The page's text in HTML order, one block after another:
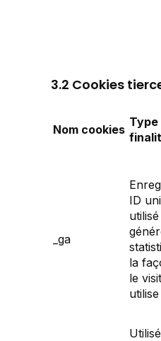
3.2 Cookies
Nom cookies
_ga
ID
la
le